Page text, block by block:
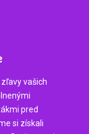
vašich
pred
si získali